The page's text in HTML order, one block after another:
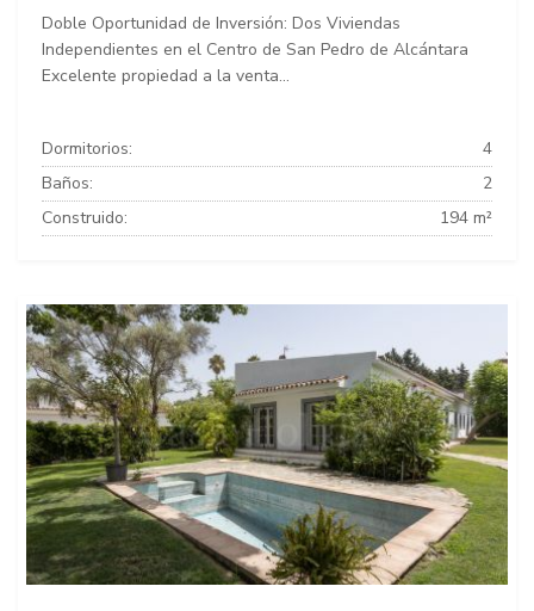
Doble Oportunidad de Inversión: Dos Viviendas
Independientes en el Centro de San Pedro de Alcántara
Excelente propiedad a la venta...
Dormitorios:
4
Baños:
2
Construido:
194 m²